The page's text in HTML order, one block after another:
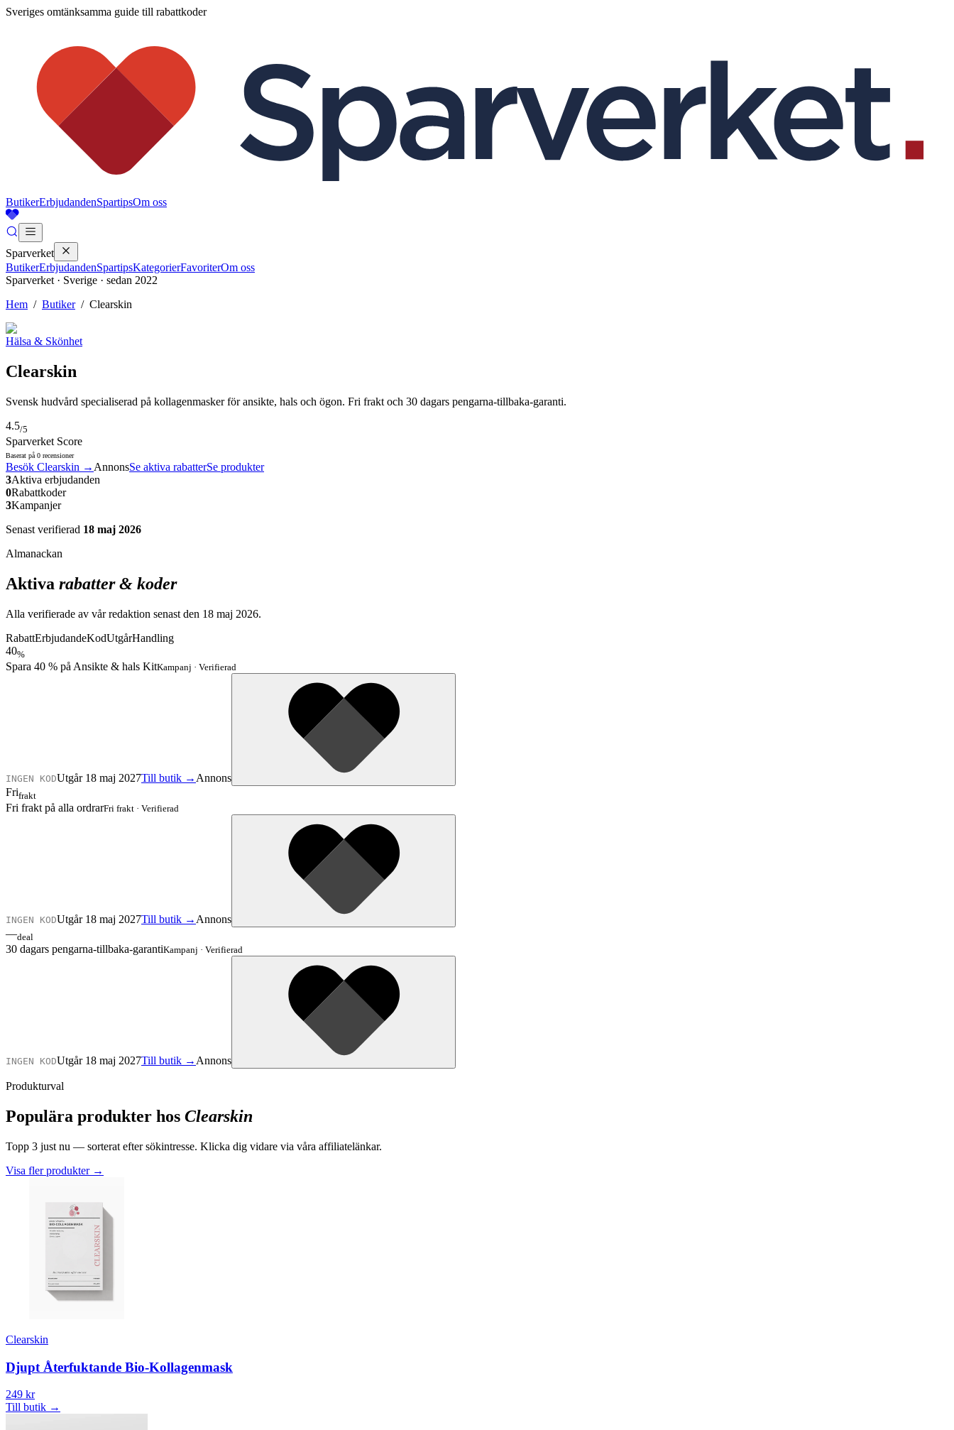
Sveriges omtänksamma guide till rabattkoder
ButikerErbjudandenSpartipsOm oss
Sparverket
ButikerErbjudandenSpartipsKategorierFavoriterOm oss
Sparverket · Sverige · sedan 2022
Hem / Butiker/ Clearskin
Hälsa & Skönhet
Clearskin
Svensk hudvård specialiserad på kollagenmasker för ansikte, hals och ögon. Fri frakt och 30 dagars pengarna-tillbaka-garanti.
4.5/5
Sparverket Score
Baserat på 0 recensioner
Besök Clearskin → AnnonsSe aktiva rabatterSe produkter
3Aktiva erbjudanden
0Rabattkoder
3Kampanjer
Senast verifierad 18 maj 2026
Almanackan
Aktiva rabatter & koder
Alla verifierade av vår redaktion senast den 18 maj 2026.
RabattErbjudandeKodUtgårHandling
40%
Spara 40 % på Ansikte & hals KitKampanj · Verifierad
INGEN KODUtgår 18 maj 2027Till butik → Annons
Frifrakt
Fri frakt på alla ordrarFri frakt · Verifierad
INGEN KODUtgår 18 maj 2027Till butik → Annons
—deal
30 dagars pengarna-tillbaka-garantiKampanj · Verifierad
INGEN KODUtgår 18 maj 2027Till butik → Annons
Produkturval
Populära produkter hos Clearskin
Topp 3 just nu — sorterat efter sökintresse. Klicka dig vidare via våra affiliatelänkar.
Visa fler produkter →
Clearskin
Djupt Återfuktande Bio-Kollagenmask
249 kr
Till butik →